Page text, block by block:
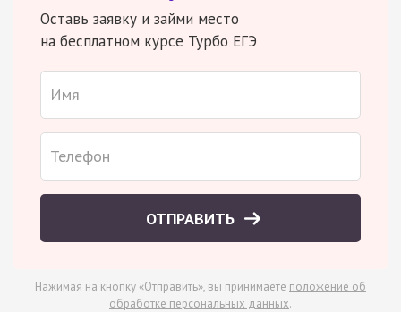
Оставь заявку и займи место
на бесплатном курсе Турбо ЕГЭ
ОТПРАВИТЬ
Нажимая на кнопку «Отправить», вы принимаете положение об
обработке персональных данных.